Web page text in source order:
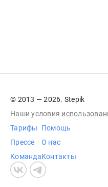
© 2013 — 2026. Stepik
Наши условия
Тарифы
Прессе
Команда
Помощь
О нас
Контакты